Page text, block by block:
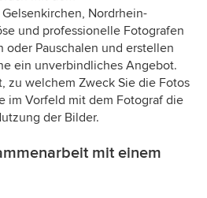
Nordrhein-
und professionelle Fotografen
oder Pauschalen und erstellen
ein unverbindliches Angebot.
zu welchem Zweck Sie die Fotos
im Vorfeld mit dem Fotograf die
der Bilder.
mit einem